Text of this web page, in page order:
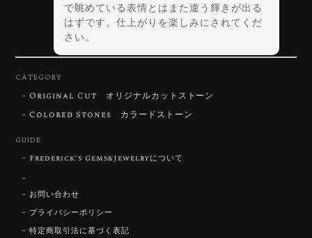
で眺めている表情とはまた違う輝きが出る
はずです。仕上がりを楽しみにされてくだ
さい。
2026/07/30
CATEGORY
Original Cut オリジナルカットストーン
Colored Stones カラードストーン
GUIDE
Frederick’s Gems&Jewelryについて
お問い合わせ
プライバシーポリシー
特定商取引法に基づく表記